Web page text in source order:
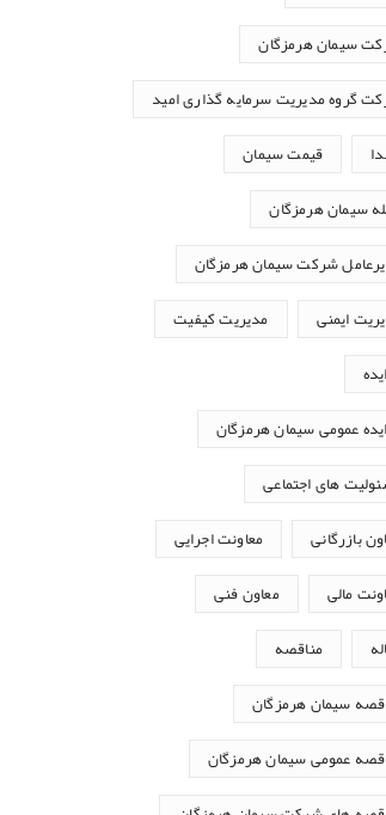
سیمان هرمزگان
گروه مدیریت سرمایه گذاری امید
قیمت سیمان
سیمان هرمزگان
شرکت سیمان هرمزگان
ایمنی مدیریت کیفیت
عمومی سیمان هرمزگان
های اجتماعی
بازرگانی معاونت اجرایی
مالی معاون فنی
مناقصه
سیمان هرمزگان
عمومی سیمان هرمزگان